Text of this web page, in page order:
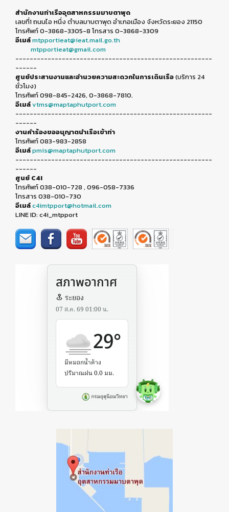
สำนักงานท่าเรืออุตสาหกรรมมาบตาพุด
เลขที่1 ถนนไอ หนึ่ง ตำบลมาบตาพุด อำเภอเมือง จังหวัดระยอง 21150
โทรศัพท์ 0-3868-3305-8 โทรสาร 0-3868-3309
อีเมล์mtpportieat@ieat.mail.go.th
mtpportieat@gmail.com
-------------------------------------------------------
------
ศูนย์ประสานงานและอำนวยความสะดวกในการเดินเรือ(บริการ 24
ชั่วโมง)
โทรศัพท์ 098-845-2426, 0-3868-7810.
อีเมล์vtms@maptaphutport.com
-------------------------------------------------------
------
งานคำร้องขออนุญาตนำเรือเข้าท่า
โทรศัพท์ 083-983-2858
อีเมล์pmis@maptaphutport.com
-------------------------------------------------------
------
ศูนย์ C4I
โทรศัพท์ 038-010-728 , 096-058-7336
โทรสาร 038-010-730
อีเมล์c4imtpport@hotmail.com
LINE ID: c4i_mtpport